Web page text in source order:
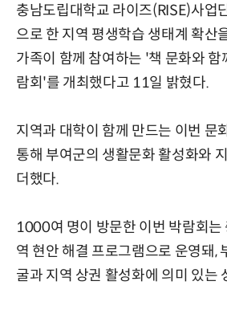
충남도립대학교 라이즈(RISE)사업
으로 한 지역 평생학습 생태계 확산
가족이 함께 참여하는 '책 문화와 함
람회'를 개최했다고 11일 밝혔다.
지역과 대학이 함께 만드는 이번 문
통해 부여군의 생활문화 활성화와
더했다.
1000여 명이 방문한 이번 박람회는
역 현안 해결 프로그램으로 운영돼,
굴과 지역 상권 활성화에 의미 있는